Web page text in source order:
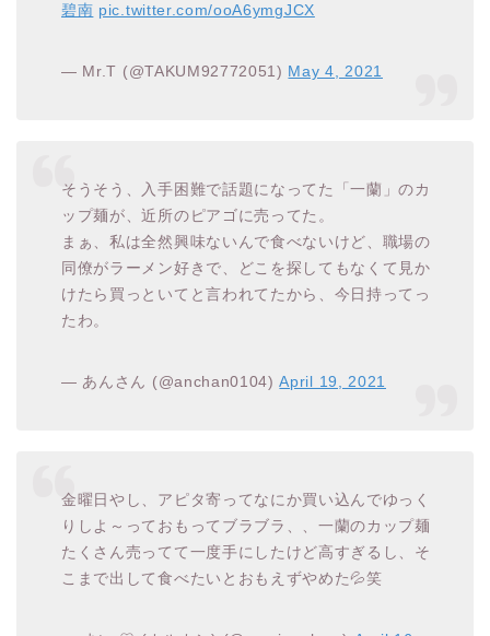
碧南 pic.twitter.com/ooA6ymgJCX
— Mr.T (@TAKUM92772051) May 4, 2021
そうそう、入手困難で話題になってた「一蘭」のカ
ップ麺が、近所のピアゴに売ってた。
まぁ、私は全然興味ないんで食べないけど、職場の
同僚がラーメン好きで、どこを探してもなくて見か
けたら買っといてと言われてたから、今日持ってっ
たわ。
— あんさん (@anchan0104)April 19, 2021
金曜日やし、アピタ寄ってなにか買い込んでゆっく
りしよ～っておもってブラブラ、、一蘭のカップ麺
たくさん売ってて一度手にしたけど高すぎるし、そ
こまで出して食べたいとおもえずやめた💦笑